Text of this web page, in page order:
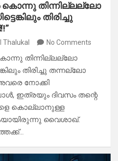
കൊന്നു തിന്നില്ലല്ലോ
തിരിച്ചു
Thalukal No Comments
തിന്നില്ലല്ലോ
തിരിച്ചു തന്നല്ലോ
നോക്കി
ഇത്രയും ദിവസം തന്റെ
കൊല്ലാനുള്ള
വൈശാഖ്.